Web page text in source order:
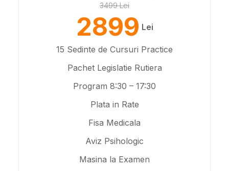
3499 Lei
2899 Lei
15 Sedinte de Cursuri Practice
Pachet Legislatie Rutiera
Program 8:30 – 17:30
Plata in Rate
Fisa Medicala
Aviz Psihologic
Masina la Examen